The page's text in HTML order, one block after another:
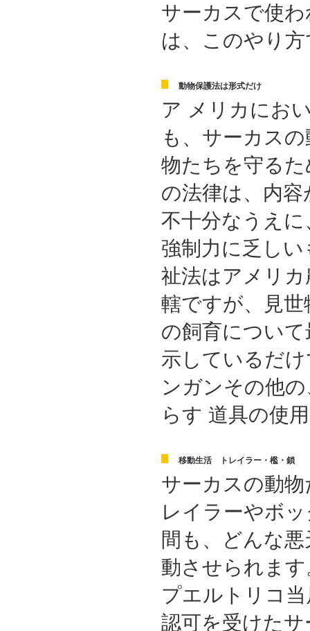
サーカスで使
は、このやり
動物保護法は形式だけ
ア メリカにお
も、サーカスの
物たちを守るた
の法律は、内容
不十分なうえに
強制力に乏し
祉法はアメリ
轄ですが、見
の飼育につい
示しているだ
ンガンその他
らす 道具の使
移動生活 トレイラー・檻・鎖
サーカスの動
レイラーやボ
間も、どんな
動させられます
プエルトリコ
認可を受けた